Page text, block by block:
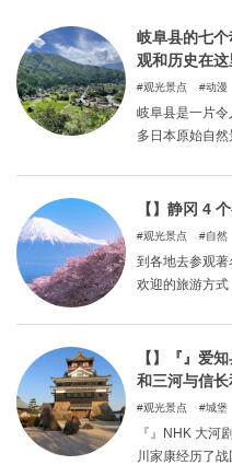
岐阜县的七
观和历史在这
观光景点 动漫
岐阜县是一片
多日本原始自
外国游客。 之
个牵动创作者
【】静冈 4
观光景点 自然
到各地去参观
欢迎的旅游方
有许多知名建
介绍静冈县最
【】『』爱
和三河与信
观光景点 城堡
『』NHK 大河
川家康经历了